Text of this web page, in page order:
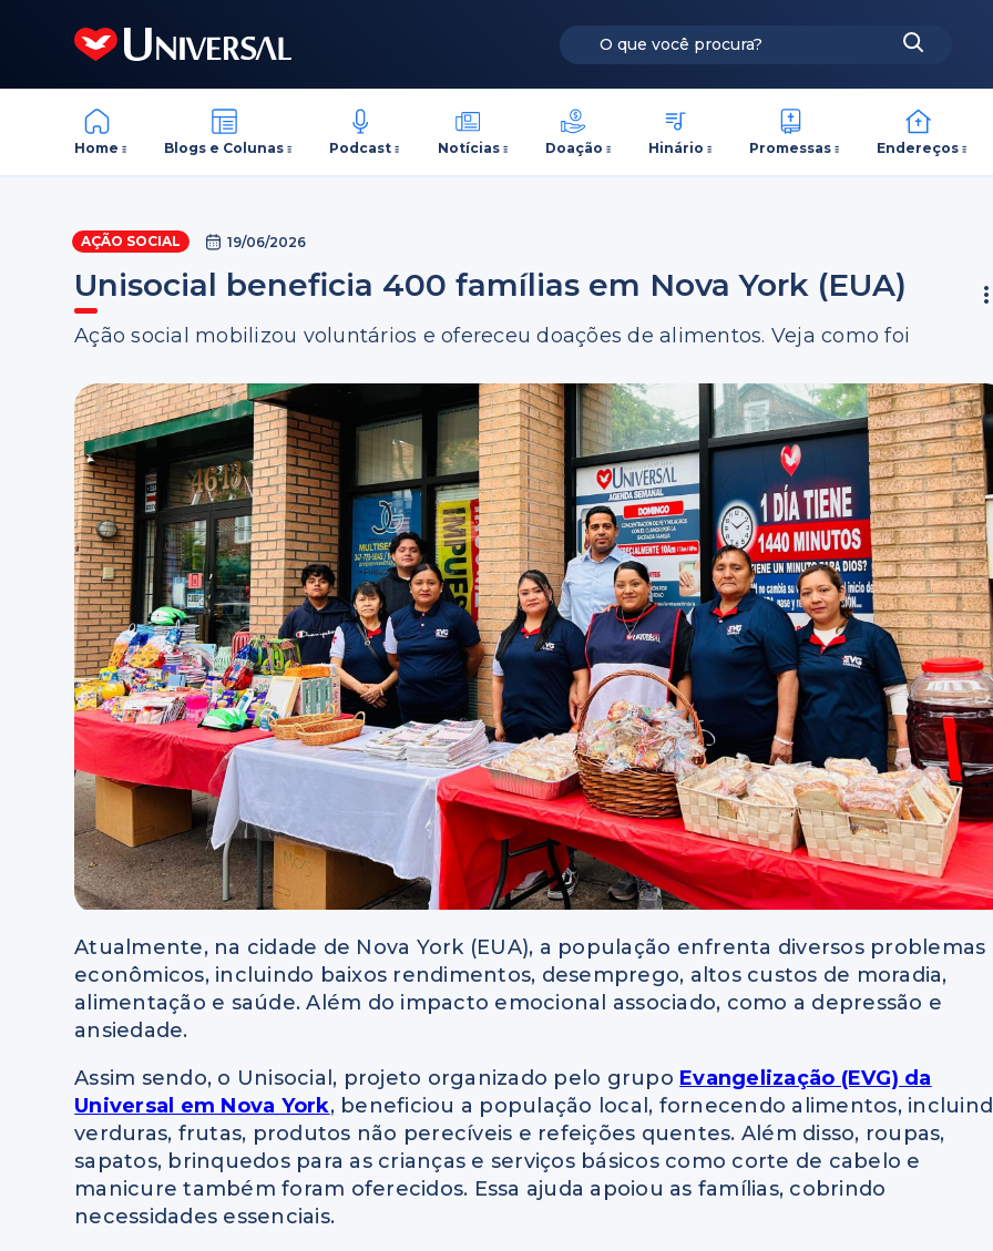
Home Blogs e Colunas Podcast Notícias Doação Hinário Promessas Endereços
AÇÃO SOCIAL 19/06/2026
Unisocial beneficia 400 famílias em Nova York (EUA)
Ação social mobilizou voluntários e ofereceu doações de alimentos. Veja como foi
Atualmente, na cidade de Nova York (EUA), a população enfrenta diversos problemas
econômicos, incluindo baixos rendimentos, desemprego, altos custos de moradia,
alimentação e saúde. Além do impacto emocional associado, como a depressão e
ansiedade.
Assim sendo, o Unisocial, projeto organizado pelo grupo Evangelização (EVG) da
Universal em Nova York, beneficiou a população local, fornecendo alimentos,
verduras, frutas, produtos não perecíveis e refeições quentes. Além disso, roupas,
sapatos, brinquedos para as crianças e serviços básicos como corte de cabelo e
manicure também foram oferecidos. Essa ajuda apoiou as famílias, cobrindo
necessidades essenciais.